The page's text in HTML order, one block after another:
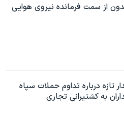
از سمت فرمانده نیروی هوایی
تازه درباره تداوم حملات سپاه
به کشتیرانی تجاری